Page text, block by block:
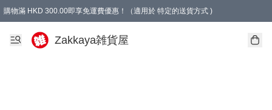
購物滿 HKD 300.00即享免運費優惠！（適用於 特定的送貨方式 )
Zakkaya雑貨屋